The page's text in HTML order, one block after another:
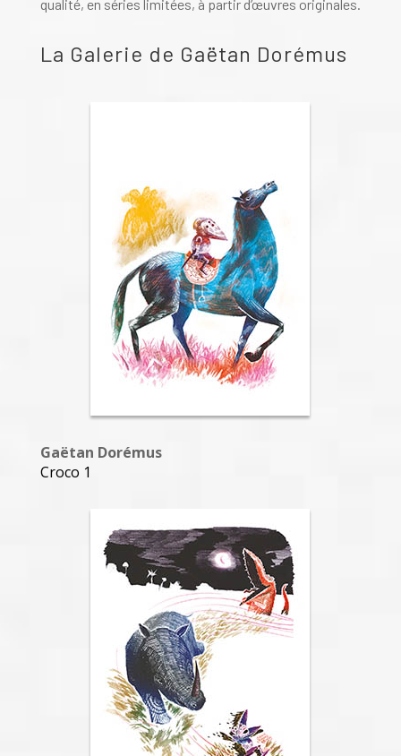
qualité, en séries limitées, à partir d’œuvres originales.
La Galerie de Gaëtan Dorémus
Gaëtan Dorémus
Croco 1